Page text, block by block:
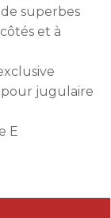
superbes
et à
pour jugulaire
E